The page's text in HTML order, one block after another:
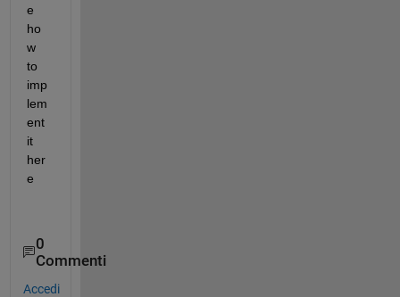
e
ho
w
to
imp
lem
ent
it
her
e
0
Commenti
Accedi